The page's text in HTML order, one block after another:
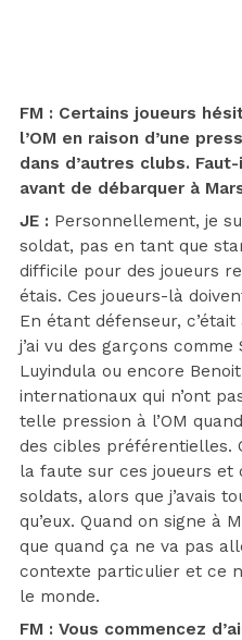
FM : Certains joueurs
l’OM en raison d’une
dans d’autres clubs.
avant de débarquer à
JE : Personnellement, je
soldat, pas en tant que
difficile pour des joueurs
étais. Ces joueurs-là
En étant défenseur,
j’ai vu des garçons
Luyindula ou encore
internationaux qui n’ont
telle pression à l’OM
des cibles préférentielles.
la faute sur ces joueurs et
soldats, alors que j’avais
qu’eux. Quand on signe à
que quand ça ne va pas
contexte particulier et ce
le monde.
FM : Vous commencez